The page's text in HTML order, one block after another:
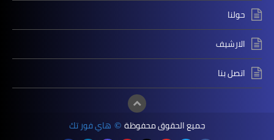
حولنا
الارشيف
اتصل بنا
جميع الحقوق محفوظة © هاي فور تك